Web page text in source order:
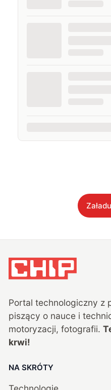
Portal technologiczny z
piszący o nauce i
motoryzacji, fotografii.
krwi!
NA SKRÓTY